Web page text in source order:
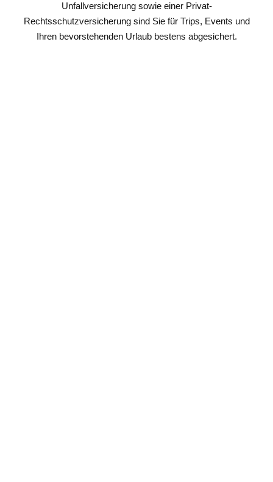
Unfallversicherung sowie einer Privat-
Rechtsschutzversicherung sind Sie für Trips, Events und
Ihren bevorstehenden Urlaub bestens abgesichert.